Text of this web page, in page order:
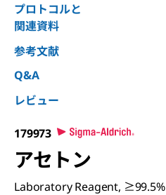
プロトコルと
関連資料
参考文献
Q&A
レビュー
179973
アセトン
Laboratory Reagent, ≥99.5%